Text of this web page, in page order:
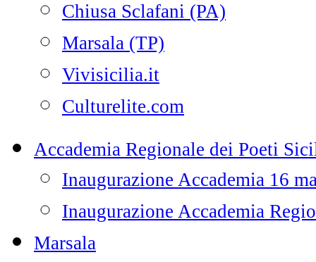
Chiusa Sclafani (PA)
Marsala (TP)
Vivisicilia.it
Culturelite.com
Accademia Regionale dei Poeti
Inaugurazione Accademia 16
Inaugurazione Accademia
Marsala